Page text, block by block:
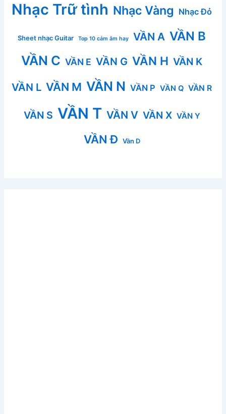
Nhạc Trữ tình Nhạc Vàng Nhạc Đỏ
Sheet nhạc Guitar Top 10 cảm âm hay VẦN A VẦN B
VẦN C VẦN E VẦN G VẦN H VẦN K
VẦN L VẦN M VẦN N VẦN P VẦN Q VẦN R
VẦN S VẦN T VẦN V VẦN X VẦN Y
VẦN Đ Vần D